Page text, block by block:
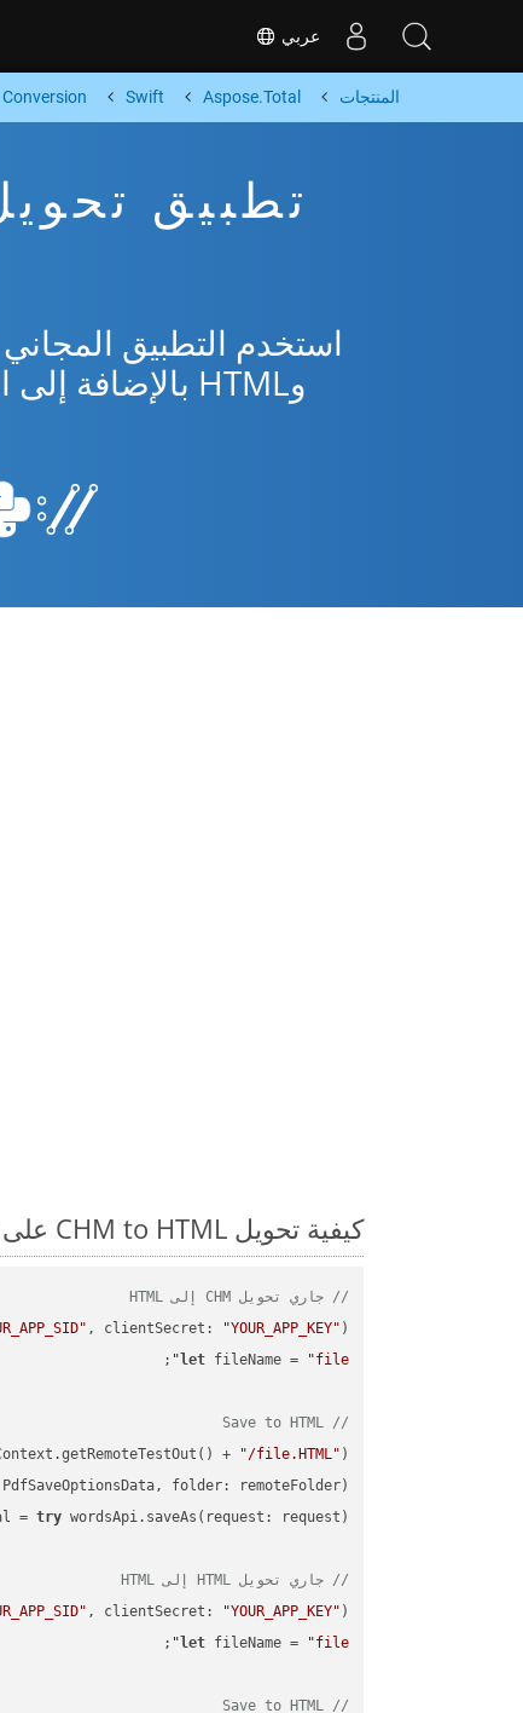
عربي
المنتجات Aspose.Total
Swift
Conversion
وHTML بالإضافة إلى العديد من التنسيقات الشائعة من Microsoft
كيفية تحويل CHM to HTML على Swift: مثال للتعليمات البرمجية خطوة بخطوة
// جاري تحويل CHM إلى HTML
, clientSecret: "YOUR_APP_KEY" )
let fileName = "file"
// Save to HTML
+ "/file.HTML" );
folder: remoteFolder);
= try
// جاري تحويل HTML إلى HTML
, clientSecret: "YOUR_APP_KEY" )
let fileName = "file"
// Save to HTML